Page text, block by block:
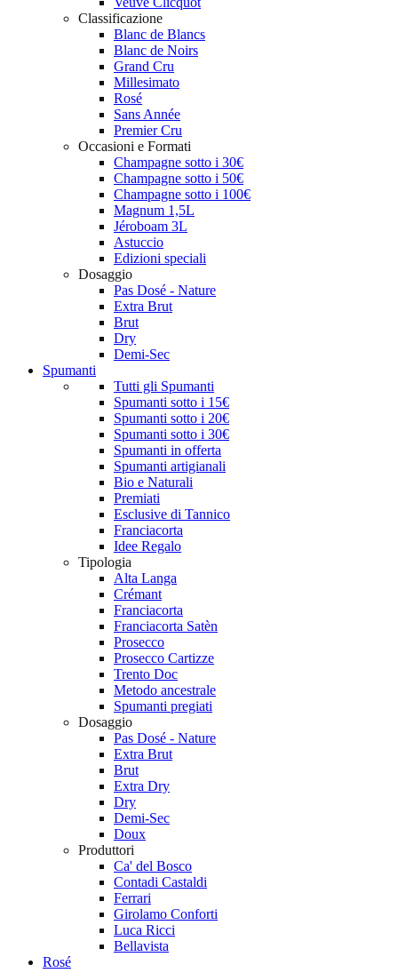
Classificazione
Blanc de Blancs
Blanc de Noirs
Grand Cru
Millesimato
Rosé
Sans Année
Premier Cru
Occasioni e Formati
Champagne sotto i 30€
Champagne sotto i 50€
Champagne sotto i 100€
Magnum 1,5L
Jéroboam 3L
Astuccio
Edizioni speciali
Dosaggio
Pas Dosé - Nature
Extra Brut
Brut
Dry
Demi-Sec
Spumanti
Tutti gli Spumanti
Spumanti sotto i 15€
Spumanti sotto i 20€
Spumanti sotto i 30€
Spumanti in offerta
Spumanti artigianali
Bio e Naturali
Premiati
Esclusive di Tannico
Franciacorta
Idee Regalo
Tipologia
Alta Langa
Crémant
Franciacorta
Franciacorta Satèn
Prosecco
Prosecco Cartizze
Trento Doc
Metodo ancestrale
Spumanti pregiati
Dosaggio
Pas Dosé - Nature
Extra Brut
Brut
Extra Dry
Dry
Demi-Sec
Doux
Produttori
Ca' del Bosco
Contadi Castaldi
Ferrari
Girolamo Conforti
Luca Ricci
Bellavista
Rosé